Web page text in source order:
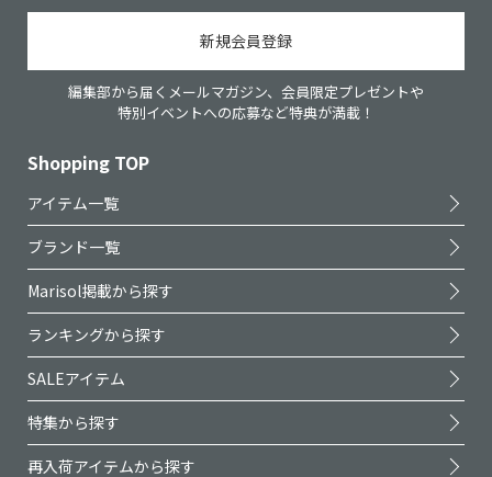
新規会員登録
編集部から届くメールマガジン、会員限定プレゼントや
特別イベントへの応募など特典が満載！
Shopping TOP
アイテム一覧
ブランド一覧
Marisol掲載から探す
ランキングから探す
SALEアイテム
特集から探す
再入荷アイテムから探す